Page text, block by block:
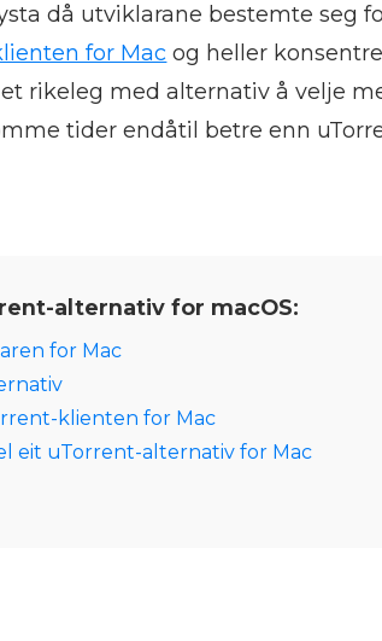
då utviklarane bestemte seg
for Mac og heller
rikeleg med alternativ å velje
tider endåtil betre enn
alternativ for macOS:
for Mac
klienten for Mac
eit uTorrent-alternativ for Mac